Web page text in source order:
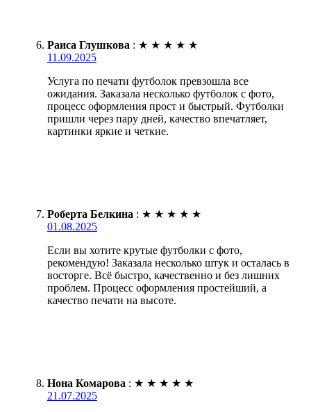
Раиса Глушкова : ★ ★ ★ ★ ★
11.09.2025
Услуга по печати футболок превзошла все
ожидания. Заказала несколько футболок с фото,
процесс оформления прост и быстрый. Футболки
пришли через пару дней, качество впечатляет,
картинки яркие и четкие.
Роберта Белкина : ★ ★ ★ ★ ★
01.08.2025
Если вы хотите крутые футболки с фото,
рекомендую! Заказала несколько штук и осталась в
восторге. Всё быстро, качественно и без лишних
проблем. Процесс оформления простейший, а
качество печати на высоте.
Нона Комарова : ★ ★ ★ ★ ★
21.07.2025